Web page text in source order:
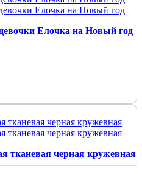
Елочка на Новый год
тканевая черная кружевная